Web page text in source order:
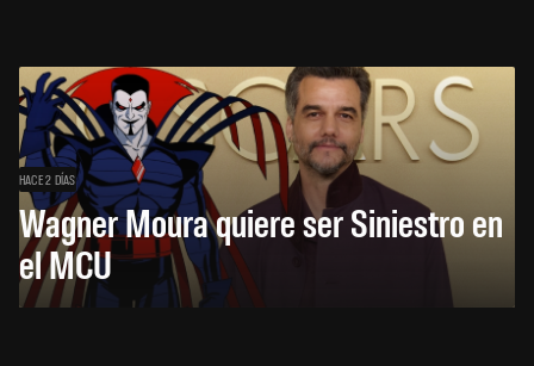
HACE 2 DÍAS
Wagner Moura quiere ser Siniestro en
el MCU